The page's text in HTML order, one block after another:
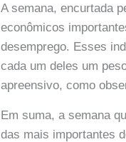
A semana, encurtada
econômicos
desemprego. Esses
cada um deles um
apreensivo, como
Em suma, a semana
das mais importantes